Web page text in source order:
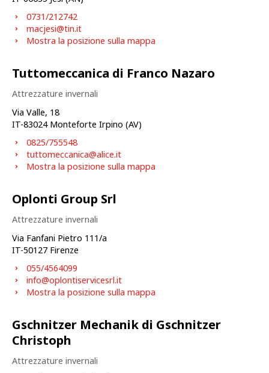
0731/212742
macjesi@tin.it
Mostra la posizione sulla mappa
Tuttomeccanica di Franco Nazaro
Attrezzature invernali
Via Valle, 18
IT-83024 Monteforte Irpino (AV)
0825/755548
tuttomeccanica@alice.it
Mostra la posizione sulla mappa
Oplonti Group Srl
Attrezzature invernali
Via Fanfani Pietro 111/a
IT-50127 Firenze
055/4564099
info@oplontiservicesrl.it
Mostra la posizione sulla mappa
Gschnitzer Mechanik di Gschnitzer
Christoph
Attrezzature invernali